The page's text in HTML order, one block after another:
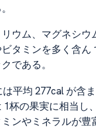
ウム、マグネシウ
タミンを多く含ん
である。
平均 277cal が含
杯の果実に相当し
ンやミネラルが豊